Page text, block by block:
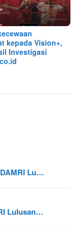
kepada Vision+,
Investigasi
Lu…
Lulusan…